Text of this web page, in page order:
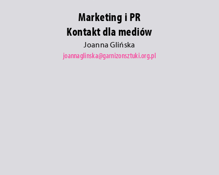
Marketing i PR
Kontakt dla mediów
Joanna Glińska
joannaglinska@garnizonsztuki.org.pl